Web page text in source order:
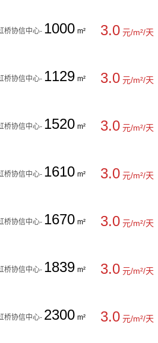
桥协信中心- 1000 m² 3.0 元/m²/天
桥协信中心- 1129 m² 3.0 元/m²/天
桥协信中心- 1520 m² 3.0 元/m²/天
桥协信中心- 1610 m² 3.0 元/m²/天
桥协信中心- 1670 m² 3.0 元/m²/天
桥协信中心- 1839 m² 3.0 元/m²/天
桥协信中心- 2300 m² 3.0 元/m²/天